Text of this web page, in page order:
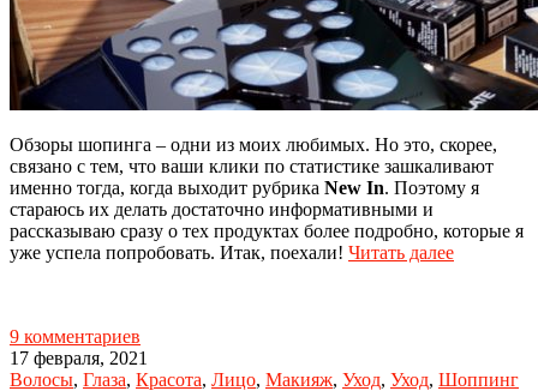
Обзоры шопинга – одни из моих любимых. Но это, скорее,
связано с тем, что ваши клики по статистике зашкаливают
именно тогда, когда выходит рубрика New In. Поэтому я
стараюсь их делать достаточно информативными и
рассказываю сразу о тех продуктах более подробно, которые я
уже успела попробовать. Итак, поехали! Читать далее
9 комментариев
17 февраля, 2021
Волосы, Глаза, Красота, Лицо, Макияж, Уход, Уход, Шоппинг